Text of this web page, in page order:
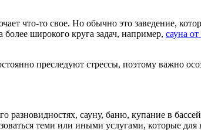
что-то свое. Но обычно это заведение,
широкого круга задач, например, сауна
преследуют стрессы, поэтому важно
сауну, баню, купание в
теми или иными услугами, которые